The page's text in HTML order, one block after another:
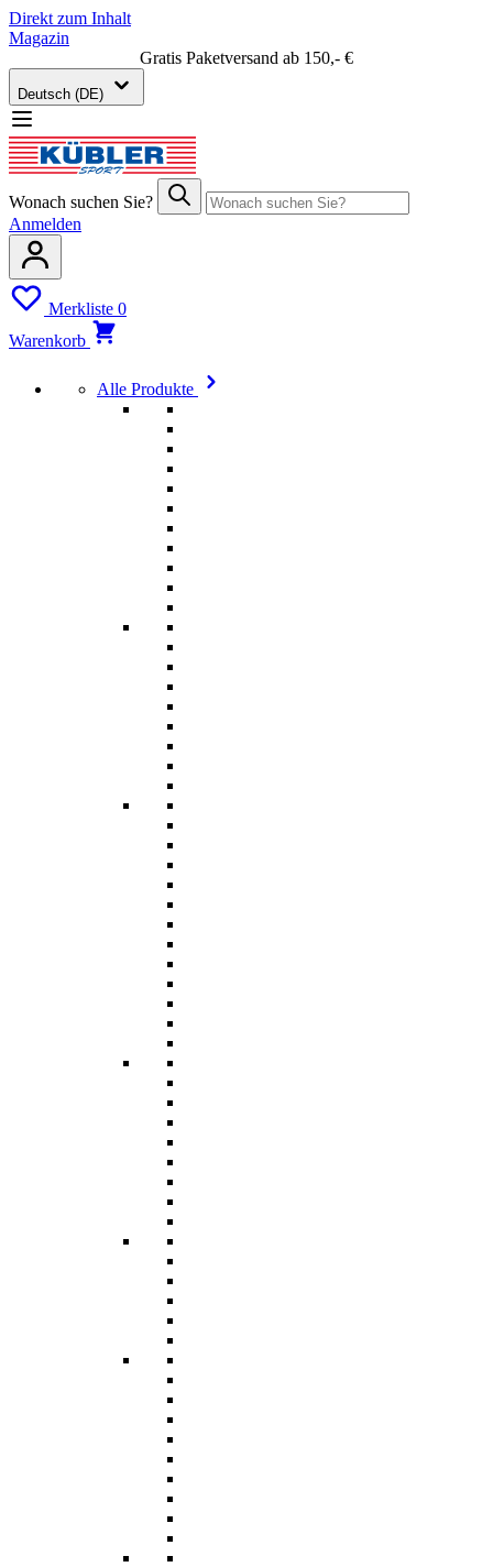
Direkt zum Inhalt
Magazin
Gratis Paketversand ab 150,- €
Deutsch (DE)
Wonach suchen Sie?
Anmelden
Merkliste 0
Warenkorb
Alle Produkte